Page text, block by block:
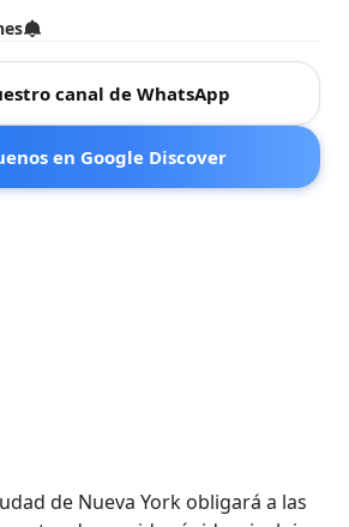
canal de WhatsApp
en Google Discover
de Nueva York obligará a las